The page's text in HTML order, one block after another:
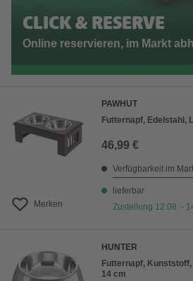
CLICK & RESERVE
Online reservieren, im Markt
Merken
PAWHUT
Futternapf, Edelstahl,
46,99 €
Verfügbarkeit im
lieferbar
Zustellung 12.08. -
HUNTER
Futternapf,
14 cm